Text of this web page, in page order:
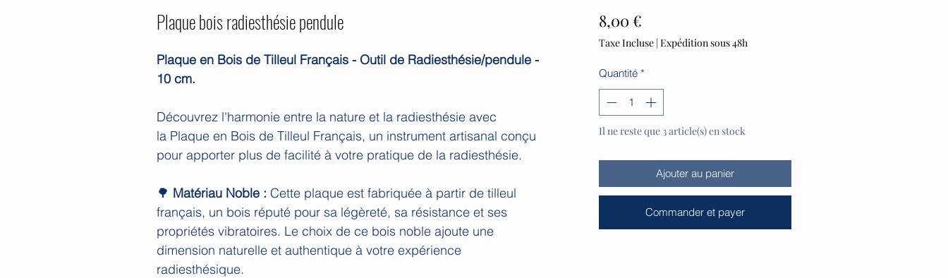
Plaque bois radiesthésie pendule
Plaque en Bois de Tilleul Français - Outil de Radiesthésie/pendule -
10 cm.
Découvrez l'harmonie entre la nature et la radiesthésie avec
la Plaque en Bois de Tilleul Français, un instrument artisanal conçu
pour apporter plus de facilité à votre pratique de la radiesthésie.
🌳 Matériau Noble : Cette plaque est fabriquée à partir de tilleul
français, un bois réputé pour sa légèreté, sa résistance et ses
propriétés vibratoires. Le choix de ce bois noble ajoute une
dimension naturelle et authentique à votre expérience
radiesthésique.
8,00 €Prix
Taxe Incluse| Expédition sous 48h
Quantité *
Il ne reste que 3 article(s) en stock
Ajouter au panier
Commander et payer